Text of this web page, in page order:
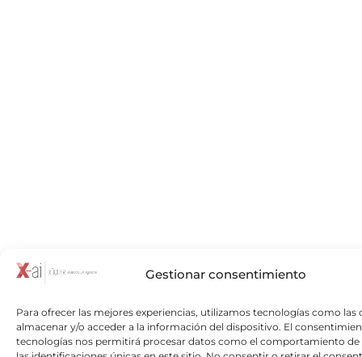
Gestionar consentimiento
Para ofrecer las mejores experiencias, utilizamos tecnologías como las
almacenar y/o acceder a la información del dispositivo. El
tecnologías nos permitirá procesar datos como el comportamiento de